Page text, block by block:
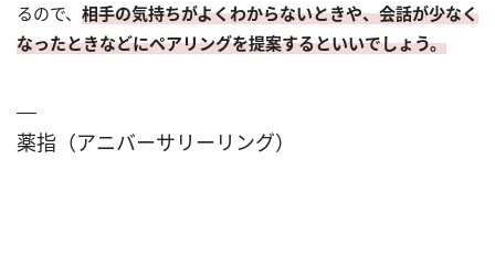
るので、 相手の気持ちがよくわからないときや、会話が少なく
なったときなどにペアリングを提案するといいでしょう。
薬指（アニバーサリーリング）